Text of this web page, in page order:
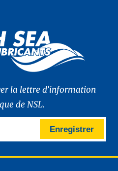
la lettre d’information
de NSL.
Enregistrer